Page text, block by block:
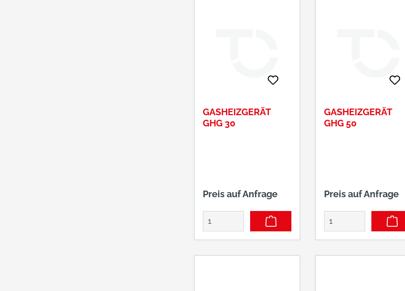
GASHEIZGERÄT
GHG 30
Preis auf Anfrage
GASHEIZGERÄT
GHG 50
Preis auf Anfrage